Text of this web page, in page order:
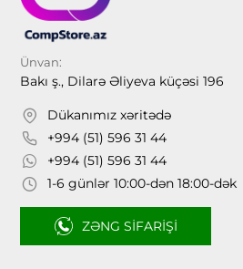
Ünvan:
Bakı ş., Dilarə Əliyeva küçəsi 196
Dükanımız xəritədə
+994 (51) 596 31 44
+994 (51) 596 31 44
1-6 günlər 10:00-dən 18:00-dək
ZƏNG SIFARIŞI